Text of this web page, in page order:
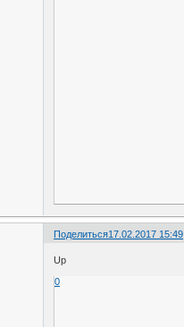
Поделиться17.02.2017 15:49
Up
0